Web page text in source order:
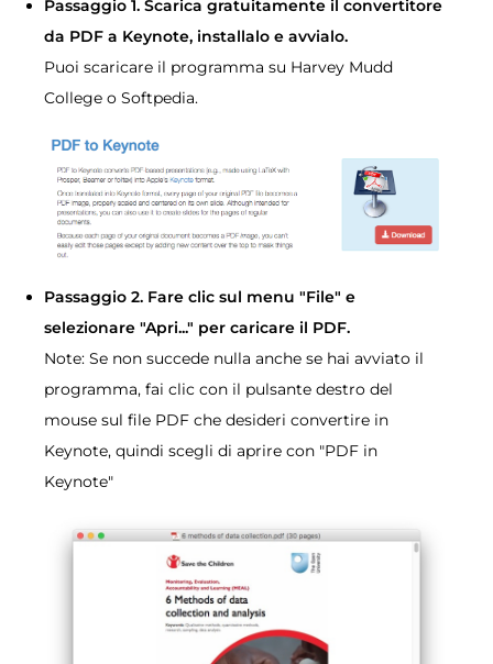
Passaggio 1. Scarica gratuitamente il convertitore
da PDF a Keynote, installalo e avvialo.
Puoi scaricare il programma su Harvey Mudd
College o Softpedia.
Passaggio 2. Fare clic sul menu "File" e
selezionare "Apri..." per caricare il PDF.
Note: Se non succede nulla anche se hai avviato il
programma, fai clic con il pulsante destro del
mouse sul file PDF che desideri convertire in
Keynote, quindi scegli di aprire con "PDF in
Keynote"